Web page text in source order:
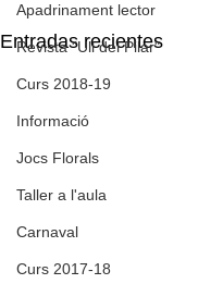
Apadrinament lector
Revista "Ull del Pilar"
Curs 2018-19
Informació
Jocs Florals
Taller a l'aula
Carnaval
Curs 2017-18
Entradas recientes